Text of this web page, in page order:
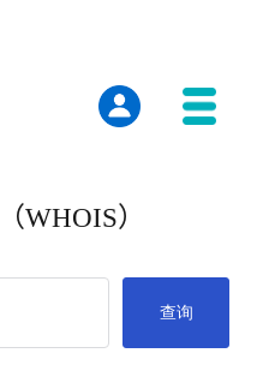
WHOIS）
查询